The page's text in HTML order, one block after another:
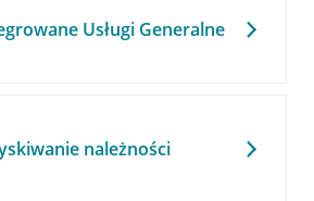
Usługi Generalne
należności